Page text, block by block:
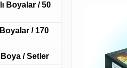
Boyalar / 50
/ 170
/ Setler